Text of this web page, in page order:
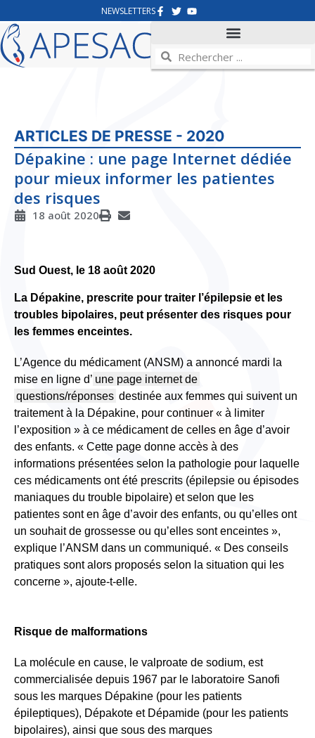
NEWSLETTERS
ARTICLES DE PRESSE - 2020
Dépakine : une page Internet dédiée
pour mieux informer les patientes
des risques
18 août 2020
Sud Ouest, le 18 août 2020
La Dépakine, prescrite pour traiter l’épilepsie et les
troubles bipolaires, peut présenter des risques pour
les femmes enceintes.
L’Agence du médicament (ANSM) a annoncé mardi la
mise en ligne d’ une page internet de
questions/réponses destinée aux femmes qui suivent un
traitement à la Dépakine, pour continuer « à limiter
l’exposition » à ce médicament de celles en âge d’avoir
des enfants. « Cette page donne accès à des
informations présentées selon la pathologie pour laquelle
ces médicaments ont été prescrits (épilepsie ou épisodes
maniaques du trouble bipolaire) et selon que les
patientes sont en âge d’avoir des enfants, ou qu’elles ont
un souhait de grossesse ou qu’elles sont enceintes »,
explique l’ANSM dans un communiqué. « Des conseils
pratiques sont alors proposés selon la situation qui les
concerne », ajoute-t-elle.
Risque de malformations
La molécule en cause, le valproate de sodium, est
commercialisée depuis 1967 par le laboratoire Sanofi
sous les marques Dépakine (pour les patients
épileptiques), Dépakote et Dépamide (pour les patients
bipolaires), ainsi que sous des marques